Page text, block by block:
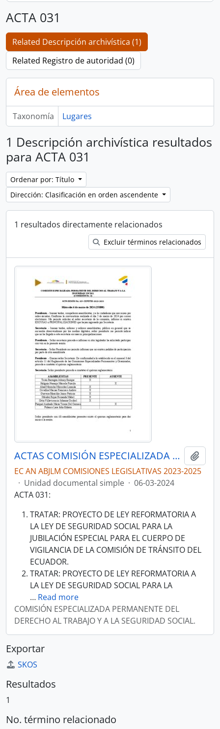
ACTA 031
Related Descripción archivística (1)
Related Registro de autoridad (0)
Área de elementos
Taxonomía Lugares
1 Descripción archivística resultados
para ACTA 031
Ordenar por: Título
Dirección: Clasificación en orden ascendente
1 resultados directamente relacionados
Excluir términos relacionados
ACTAS COMISIÓN ESPECIALIZADA PERMANENTE DEL DERECHO AL TRABAJO Y A LA SEGURIDAD SOCIAL
EC AN ABJLM COMISIONES LEGISLATIVAS 2023-2025
· Unidad documental simple · 06-03-2024
ACTA 031:
TRATAR: PROYECTO DE LEY REFORMATORIA A
LA LEY DE SEGURIDAD SOCIAL PARA LA
JUBILACIÓN ESPECIAL PARA EL CUERPO DE
VIGILANCIA DE LA COMISIÓN DE TRÁNSITO DEL
ECUADOR.
TRATAR: PROYECTO DE LEY REFORMATORIA A
LA LEY DE SEGURIDAD SOCIAL PARA LA
… Read more
COMISIÓN ESPECIALIZADA PERMANENTE DEL
DERECHO AL TRABAJO Y A LA SEGURIDAD SOCIAL.
Exportar
SKOS
Resultados
1
No. término relacionado